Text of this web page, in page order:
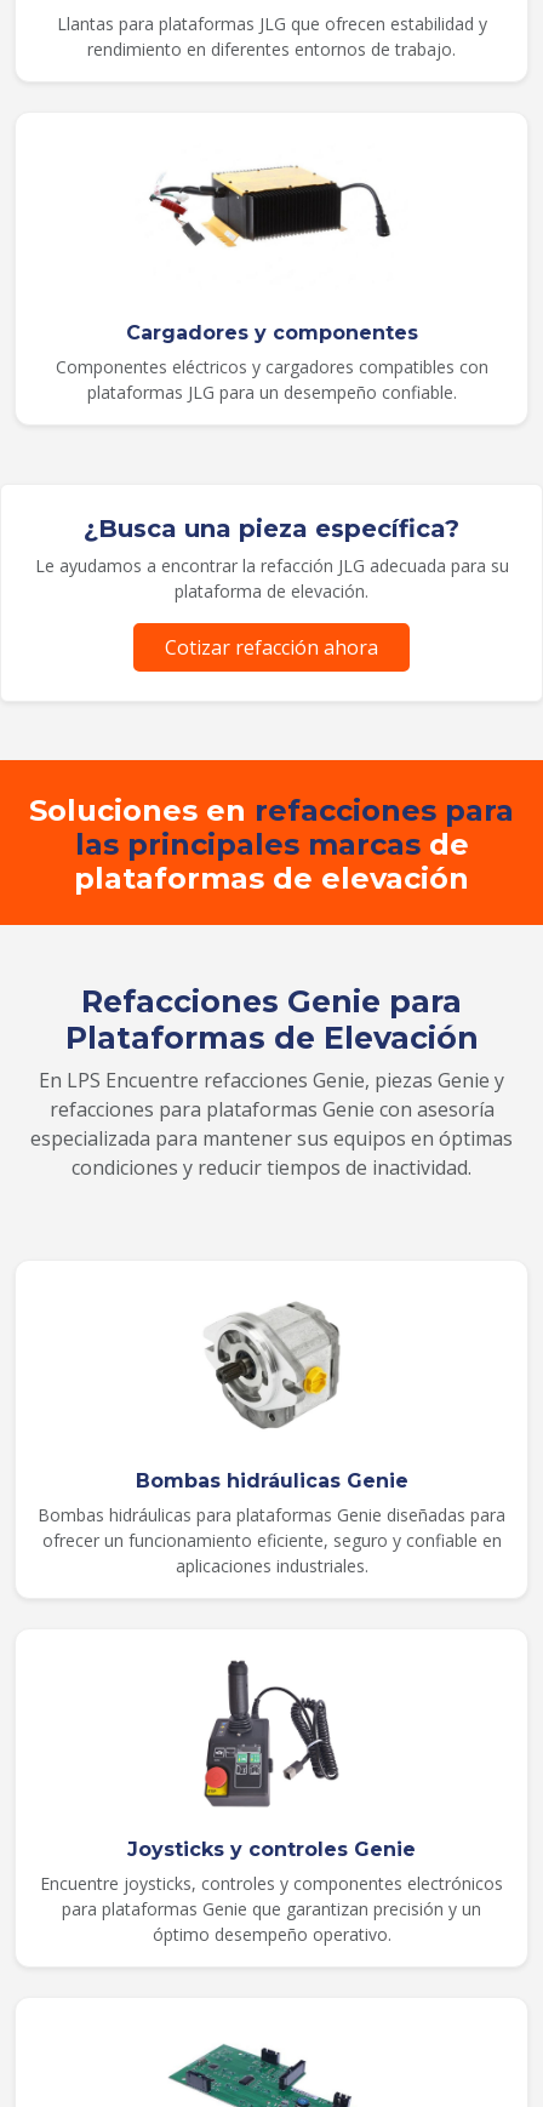
Llantas para plataformas JLG que ofrecen estabilidad y
rendimiento en diferentes entornos de trabajo.
Cargadores y componentes
Componentes eléctricos y cargadores compatibles con
plataformas JLG para un desempeño confiable.
¿Busca una pieza específica?
Le ayudamos a encontrar la refacción JLG adecuada para su
plataforma de elevación.
Cotizar refacción ahora
Soluciones en refacciones para
las principales marcasde
plataformas de elevación
Refacciones Genie para
Plataformas de Elevación
En LPS Encuentre refacciones Genie, piezas Genie y
refacciones para plataformas Genie con asesoría
especializada para mantener sus equipos en óptimas
condiciones y reducir tiempos de inactividad.
Bombas hidráulicas Genie
Bombas hidráulicas para plataformas Genie diseñadas para
ofrecer un funcionamiento eficiente, seguro y confiable en
aplicaciones industriales.
Joysticks y controles Genie
Encuentre joysticks, controles y componentes electrónicos
para plataformas Genie que garantizan precisión y un
óptimo desempeño operativo.